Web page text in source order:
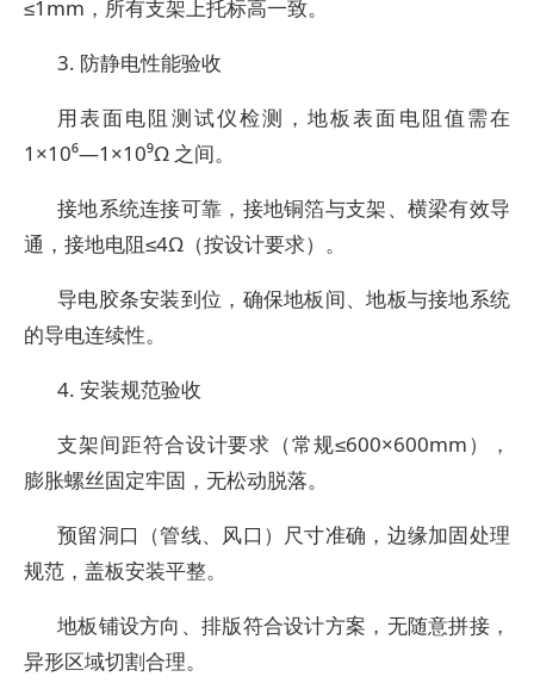
≤1mm，所有支架上托标高一致。
3. 防静电性能验收
用表面电阻测试仪检测，地板表面电阻值需在
1×10⁶—1×10⁹Ω 之间。
接地系统连接可靠，接地铜箔与支架、横梁有效导
通，接地电阻≤4Ω（按设计要求）。
导电胶条安装到位，确保地板间、地板与接地系统
的导电连续性。
4. 安装规范验收
支架间距符合设计要求（常规≤600×600mm），
膨胀螺丝固定牢固，无松动脱落。
预留洞口（管线、风口）尺寸准确，边缘加固处理
规范，盖板安装平整。
地板铺设方向、排版符合设计方案，无随意拼接，
异形区域切割合理。